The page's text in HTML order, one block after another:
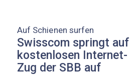
Auf Schienen surfen
Swisscom springt auf
kostenlosen Internet-
Zug der SBB auf